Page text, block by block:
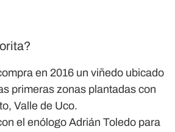
en 2016 un viñedo ubicado
primeras zonas plantadas con
Valle de Uco.
el enólogo Adrián Toledo para